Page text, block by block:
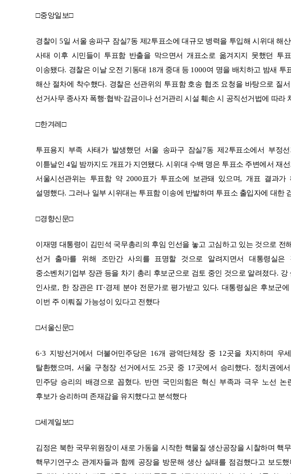
□중앙일보□
경찰이 5일 서울 송파구 잠실7동 제 2투표소에 대규모 병력을 투입해 시위대 해
사태 이후 시민들이 투표함 반출을 막으면서 개표소로 옮겨지지 못했던 투
이송됐다. 경찰은 이날 오전 기동대 18개 중대 등 1000여 명을 배치하고 밤새 투
해산 절차에 착수했다. 경찰은 선관위의 투표함 호송 협조 요청을 바탕으로 질
선거사무 종사자 폭행·협박·감금이나 선거관리 시설 훼손 시 공직선거법에 따라
□한겨레 □
투표용지 부족 사태가 발생했던 서울 송파구 잠실7동 제 2투표소에서 부정
이튿날인 4일 밤까지도 개표가 지연됐다.시위대 수백 명은 투표소 주변에서 재
서울시선관위는 투표함 약 2000표가 투표소에 보관돼 있으며, 개표 결과가
설명했다. 그러나 일부 시위대는 투표함 이송에 반발하며 투표소 출입자에 대한
□경향신문□
이재명 대통령이 김민석 국무총리의 후임 인선을 놓고 고심하고 있는 것으로 전
선거 출마를 위해 조만간 사의를 표명할 것으로 알려지면서 대통령실은
중소벤처기업부 장관 등을 차기 총리 후보군으로 검토 중인 것으로 알려졌다. 강
인사로, 한 장관은IT·경제 분야 전문가로 평가받고 있다. 대통령실은 후보군
이번 주 이뤄질 가능성이 있다고 전했다
□서울신문□
6·3 지방선거에서 더불어민주당은 16개 광역단체장 중 12곳을 차지하며 우
탈환했으며 , 서울 구청장 선거에서도 25곳 중 17곳에서 승리했다. 정치권에
민주당 승리의 배경으로 꼽혔다. 반면 국민의힘은 혁신 부족과 극우 노선 논
후보가 승리하며 존재감을 유지했다고 분석했다
□세계일보□
김정은 북한 국무위원장이 새로 가동을 시작한 핵물질 생산공장을 시찰하며 핵
핵무기연구소 관계자들과 함께 공장을 방문해 생산 실태를 점검했다고 보도